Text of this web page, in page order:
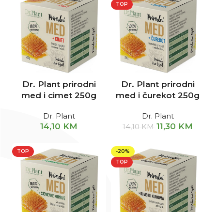
Dr. Plant prirodni
med i cimet 250g
Dr. Plant
14,10 KM
TOP
Dr. Plant prirodni
med i čurekot 250g
Dr. Plant
14,10KM 11,30 KM
TOP
-20%
TOP